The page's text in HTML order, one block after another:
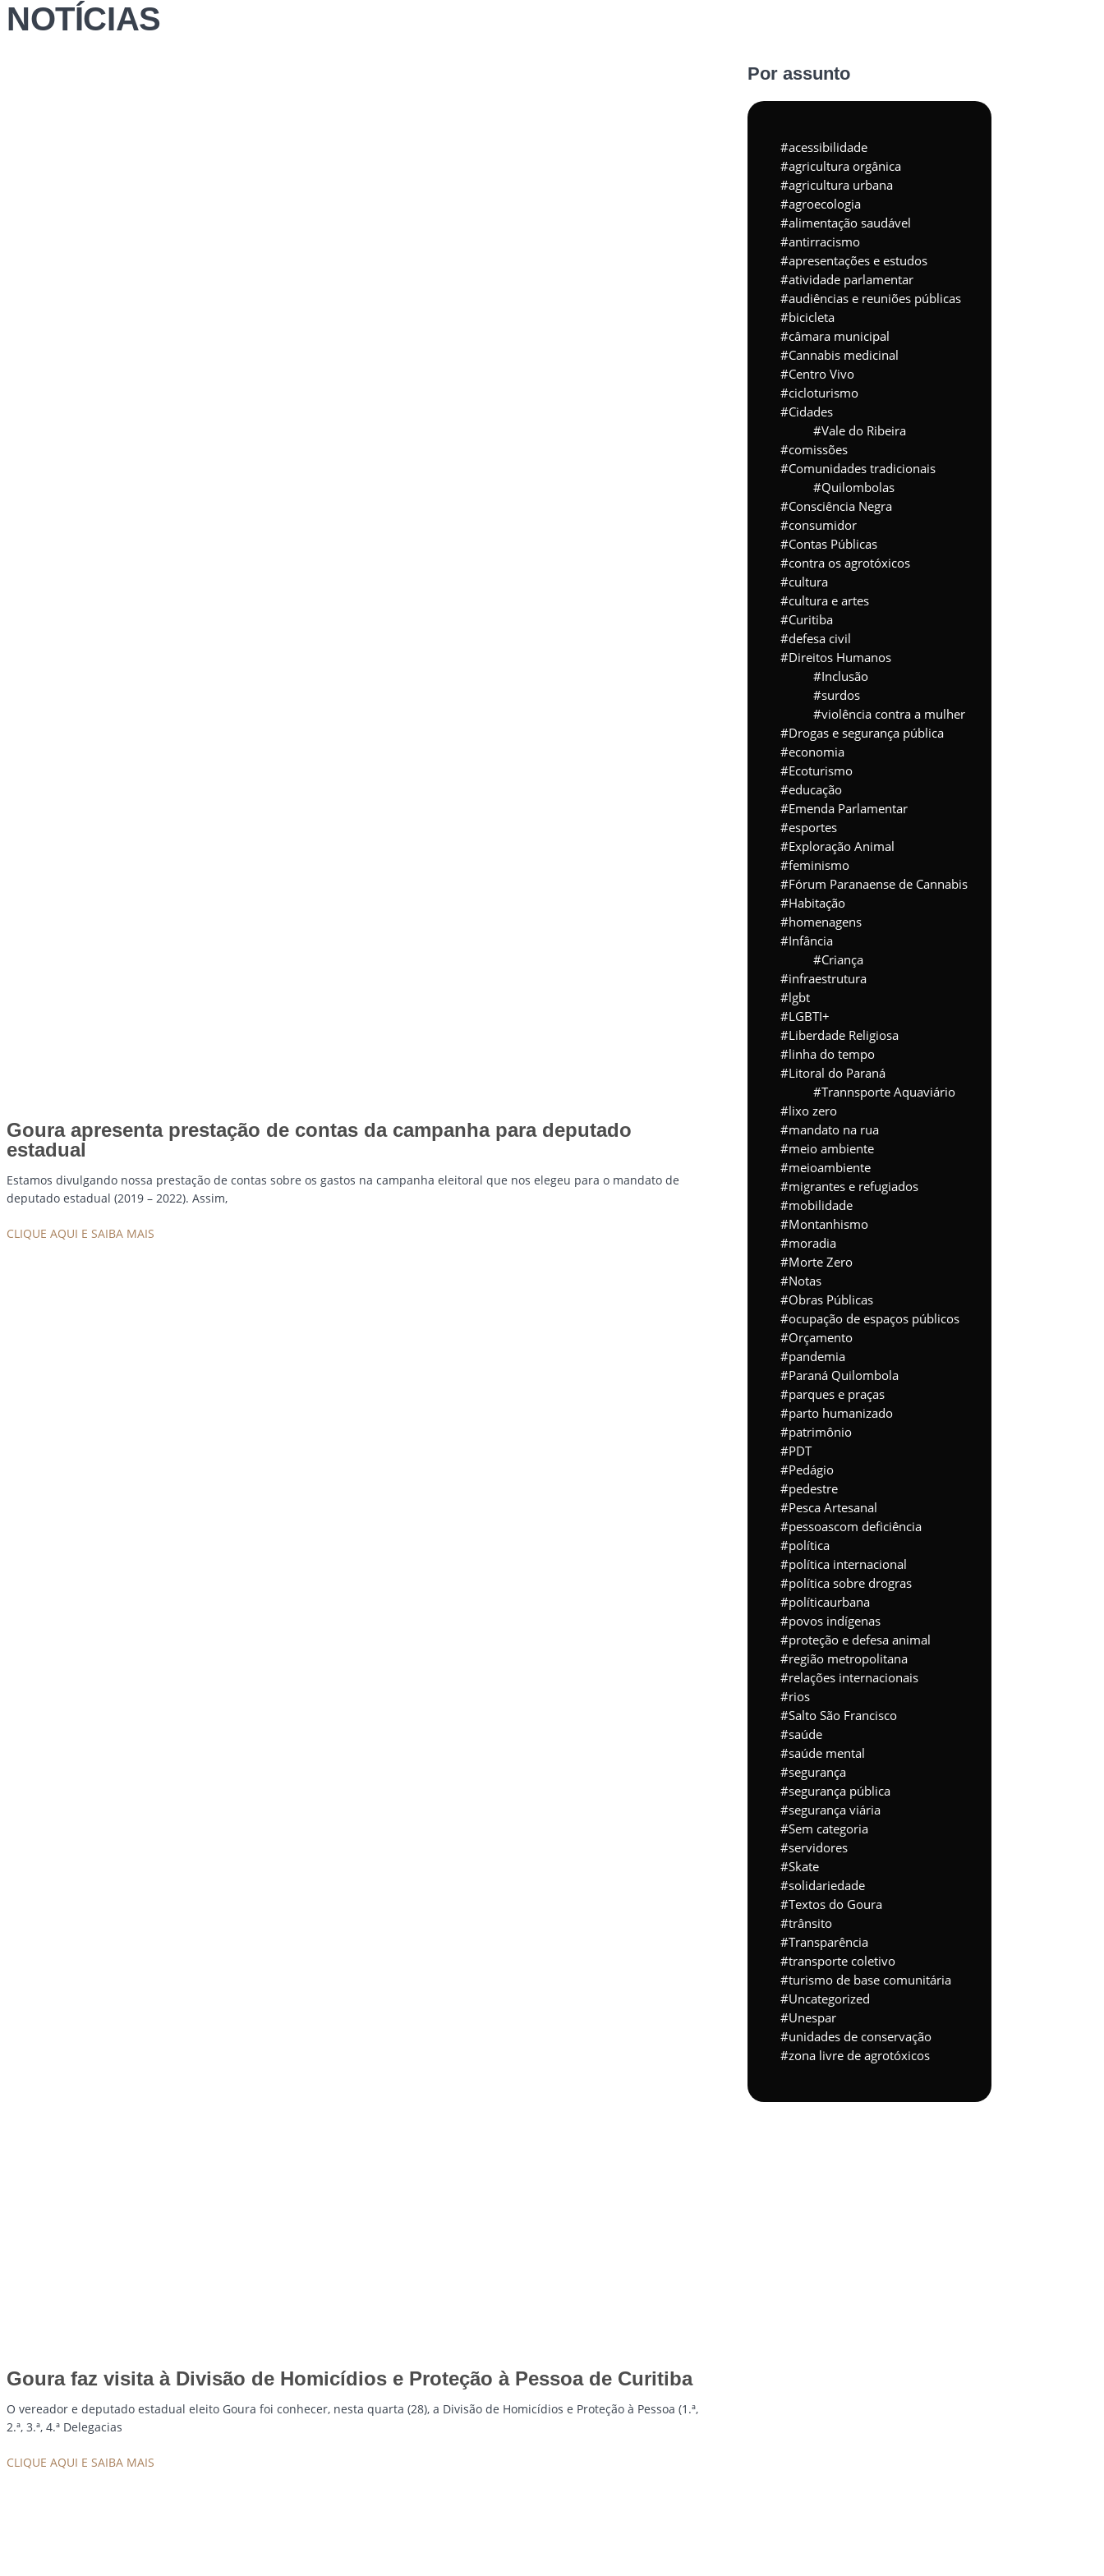
NOTÍCIAS
Goura apresenta prestação de contas da campanha para deputado
estadual
Estamos divulgando nossa prestação de contas sobre os gastos na campanha eleitoral que nos elegeu para o mandato de
deputado estadual (2019 – 2022). Assim,
CLIQUE AQUI E SAIBA MAIS
Goura faz visita à Divisão de Homicídios e Proteção à Pessoa de Curitiba
O vereador e deputado estadual eleito Goura foi conhecer, nesta quarta (28), a Divisão de Homicídios e Proteção à Pessoa (1.ª,
2.ª, 3.ª, 4.ª Delegacias
CLIQUE AQUI E SAIBA MAIS
Por assunto
acessibilidade
agricultura orgânica
agricultura urbana
agroecologia
alimentação saudável
antirracismo
apresentações e estudos
atividade parlamentar
audiências e reuniões públicas
bicicleta
câmara municipal
Cannabis medicinal
Centro Vivo
cicloturismo
Cidades
Vale do Ribeira
comissões
Comunidades tradicionais
Quilombolas
Consciência Negra
consumidor
Contas Públicas
contra os agrotóxicos
cultura
cultura e artes
Curitiba
defesa civil
Direitos Humanos
Inclusão
surdos
violência contra a mulher
Drogas e segurança pública
economia
Ecoturismo
educação
Emenda Parlamentar
esportes
Exploração Animal
feminismo
Fórum Paranaense de Cannabis
Habitação
homenagens
Infância
Criança
infraestrutura
lgbt
LGBTI+
Liberdade Religiosa
linha do tempo
Litoral do Paraná
Trannsporte Aquaviário
lixo zero
mandato na rua
meio ambiente
meioambiente
migrantes e refugiados
mobilidade
Montanhismo
moradia
Morte Zero
Notas
Obras Públicas
ocupação de espaços públicos
Orçamento
pandemia
Paraná Quilombola
parques e praças
parto humanizado
patrimônio
PDT
Pedágio
pedestre
Pesca Artesanal
pessoascom deficiência
política
política internacional
política sobre drogras
políticaurbana
povos indígenas
proteção e defesa animal
região metropolitana
relações internacionais
rios
Salto São Francisco
saúde
saúde mental
segurança
segurança pública
segurança viária
Sem categoria
servidores
Skate
solidariedade
Textos do Goura
trânsito
Transparência
transporte coletivo
turismo de base comunitária
Uncategorized
Unespar
unidades de conservação
zona livre de agrotóxicos